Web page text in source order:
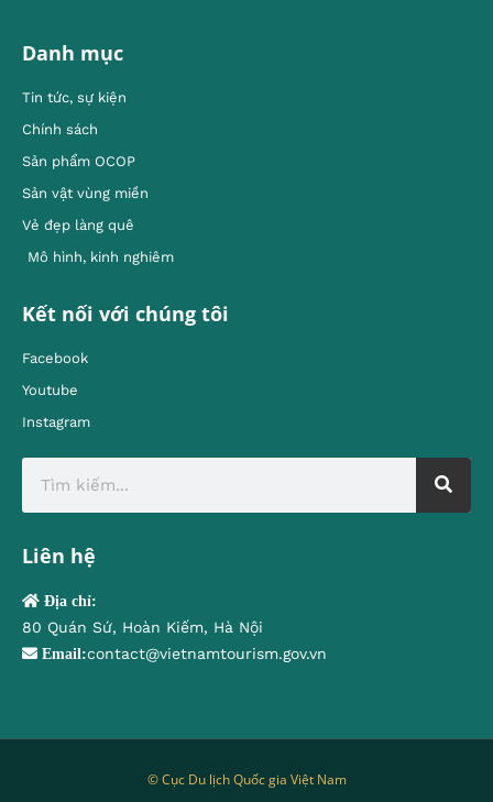
Danh mục
Tin tức, sự kiện
Chính sách
Sản phẩm OCOP
Sản vật vùng miền
Vẻ đẹp làng quê
Mô hình, kinh nghiêm
Kết nối với chúng tôi
Facebook
Youtube
Instagram
Liên hệ
Địa chỉ:
80 Quán Sứ, Hoàn Kiếm, Hà Nội
Email:contact@vietnamtourism.gov.vn
© Cục Du lịch Quốc gia Việt Nam